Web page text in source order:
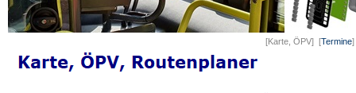
[Karte, ÖPV] [Termine]